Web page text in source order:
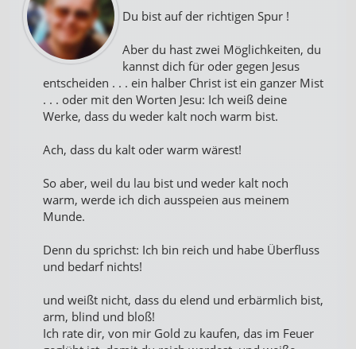
Du bist auf der richtigen Spur !
Aber du hast zwei Möglichkeiten, du
kannst dich für oder gegen Jesus
entscheiden . . . ein halber Christ ist ein ganzer Mist
. . . oder mit den Worten Jesu: Ich weiß deine
Werke, dass du weder kalt noch warm bist.
Ach, dass du kalt oder warm wärest!
So aber, weil du lau bist und weder kalt noch
warm, werde ich dich ausspeien aus meinem
Munde.
Denn du sprichst: Ich bin reich und habe Überfluss
und bedarf nichts!
und weißt nicht, dass du elend und erbärmlich bist,
arm, blind und bloß!
Ich rate dir, von mir Gold zu kaufen, das im Feuer